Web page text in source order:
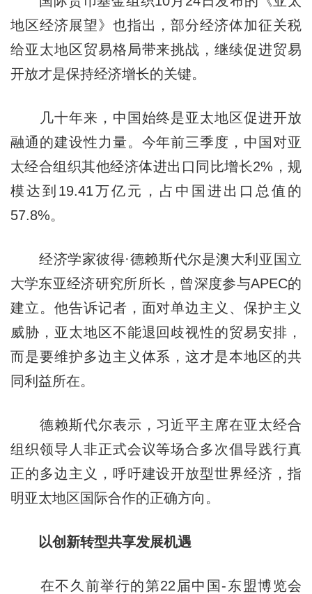
地区经济展望》也指出，部分经济体加征关税
给亚太地区贸易格局带来挑战，继续促进贸易
开放才是保持经济增长的关键。
几十年来，中国始终是亚太地区促进开放
融通的建设性力量。今年前三季度，中国对亚
太经合组织其他经济体进出口同比增长2%，规
模达到19.41万亿元，占中国进出口总值的
57.8%。
经济学家彼得·德赖斯代尔是澳大利亚国立
大学东亚经济研究所所长，曾深度参与APEC的
建立。他告诉记者，面对单边主义、保护主义
威胁，亚太地区不能退回歧视性的贸易安排，
而是要维护多边主义体系，这才是本地区的共
同利益所在。
德赖斯代尔表示，习近平主席在亚太经合
组织领导人非正式会议等场合多次倡导践行真
正的多边主义，呼吁建设开放型世界经济，指
明亚太地区国际合作的正确方向。
以创新转型共享发展机遇
在不久前举行的第22届中国-东盟博览会